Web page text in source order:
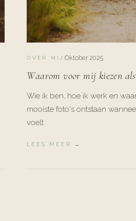
OVER MIJ Oktober 2025
Waarom voor mij kiezen
Wie ik ben, hoe ik werk en
mooiste foto's ontstaan
voelt.
LEES MEER →